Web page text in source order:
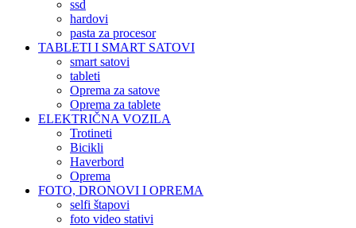
ssd
hardovi
pasta za procesor
TABLETI I SMART SATOVI
smart satovi
tableti
Oprema za satove
Oprema za tablete
ELEKTRIČNA VOZILA
Trotineti
Bicikli
Haverbord
Oprema
FOTO, DRONOVI I OPREMA
selfi štapovi
foto video stativi